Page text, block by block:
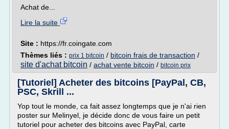
Achat de...
Lire la suite
Site : https://fr.coingate.com
Thèmes liés : prix 1 bitcoin / bitcoin frais de transaction /
site d'achat bitcoin / achat vente bitcoin / bitcoin prix
[Tutoriel] Acheter des bitcoins [PayPal, CB,
PSC, Skrill ...
Yop tout le monde, ca fait assez longtemps que je n'ai rien
poster sur Melinyel, je décide donc de vous faire un petit
tutoriel pour acheter des bitcoins avec PayPal, carte